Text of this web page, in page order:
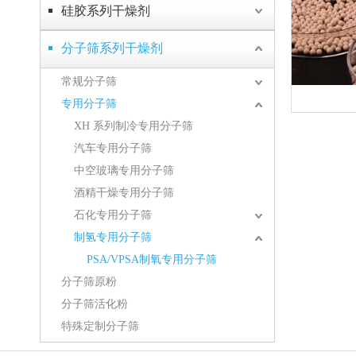
硅胶系列干燥剂
分子筛系列干燥剂
常规分子筛
专用分子筛
XH 系列制冷专用分子筛
汽车专用分子筛
中空玻璃专用分子筛
酒精干燥专用分子筛
石化专用分子筛
制氢专用分子筛
PSA/VPSA制氧专用分子筛
分子筛原粉
分子筛活化粉
特殊定制分子筛